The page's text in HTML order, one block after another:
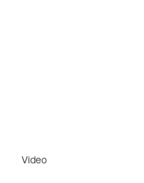
Video